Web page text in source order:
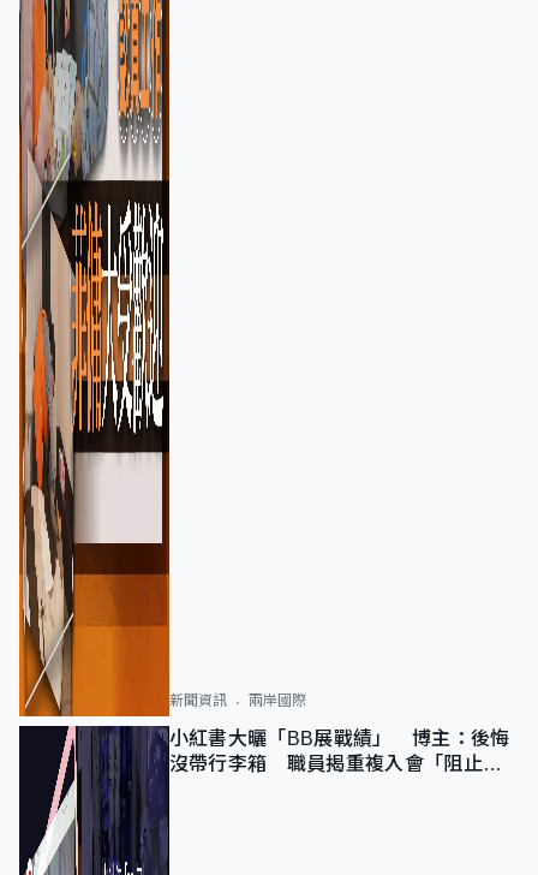
新聞資訊 兩岸國際
小紅書大曬「BB展戰績」 博主：後悔
沒帶行李箱 職員揭重複入會「阻止唔